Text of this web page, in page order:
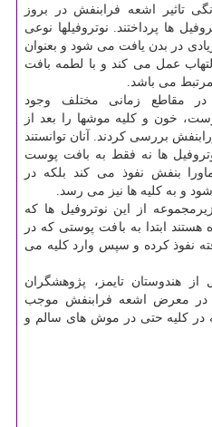
تاثیر اشعه فرابنفش در بروز
ها پرداختند. نوتروفیلها نوعی
در بدن یافت می شود و بعنوان
عمل می کند و با لطمه بافت
می باشد.
در مقاطع زمانی مختلف وجود
خون و کلیه موشها را بعد از
بررسی کردند. آنان توانستند
ها نه فقط به بافت پوست
بنفش نفوذ می کند بلکه در
و به کلیه ها نیز می رسد.
از این نوتروفیل ها که
ابتدا به بافت پوستی که در
نفوذ کرده و سپس وارد کلیه می
هندوستان تایمز، پژوهشگران
در معرض اشعه فرابنفش موجب
در کلیه حتی در موش های سالم و